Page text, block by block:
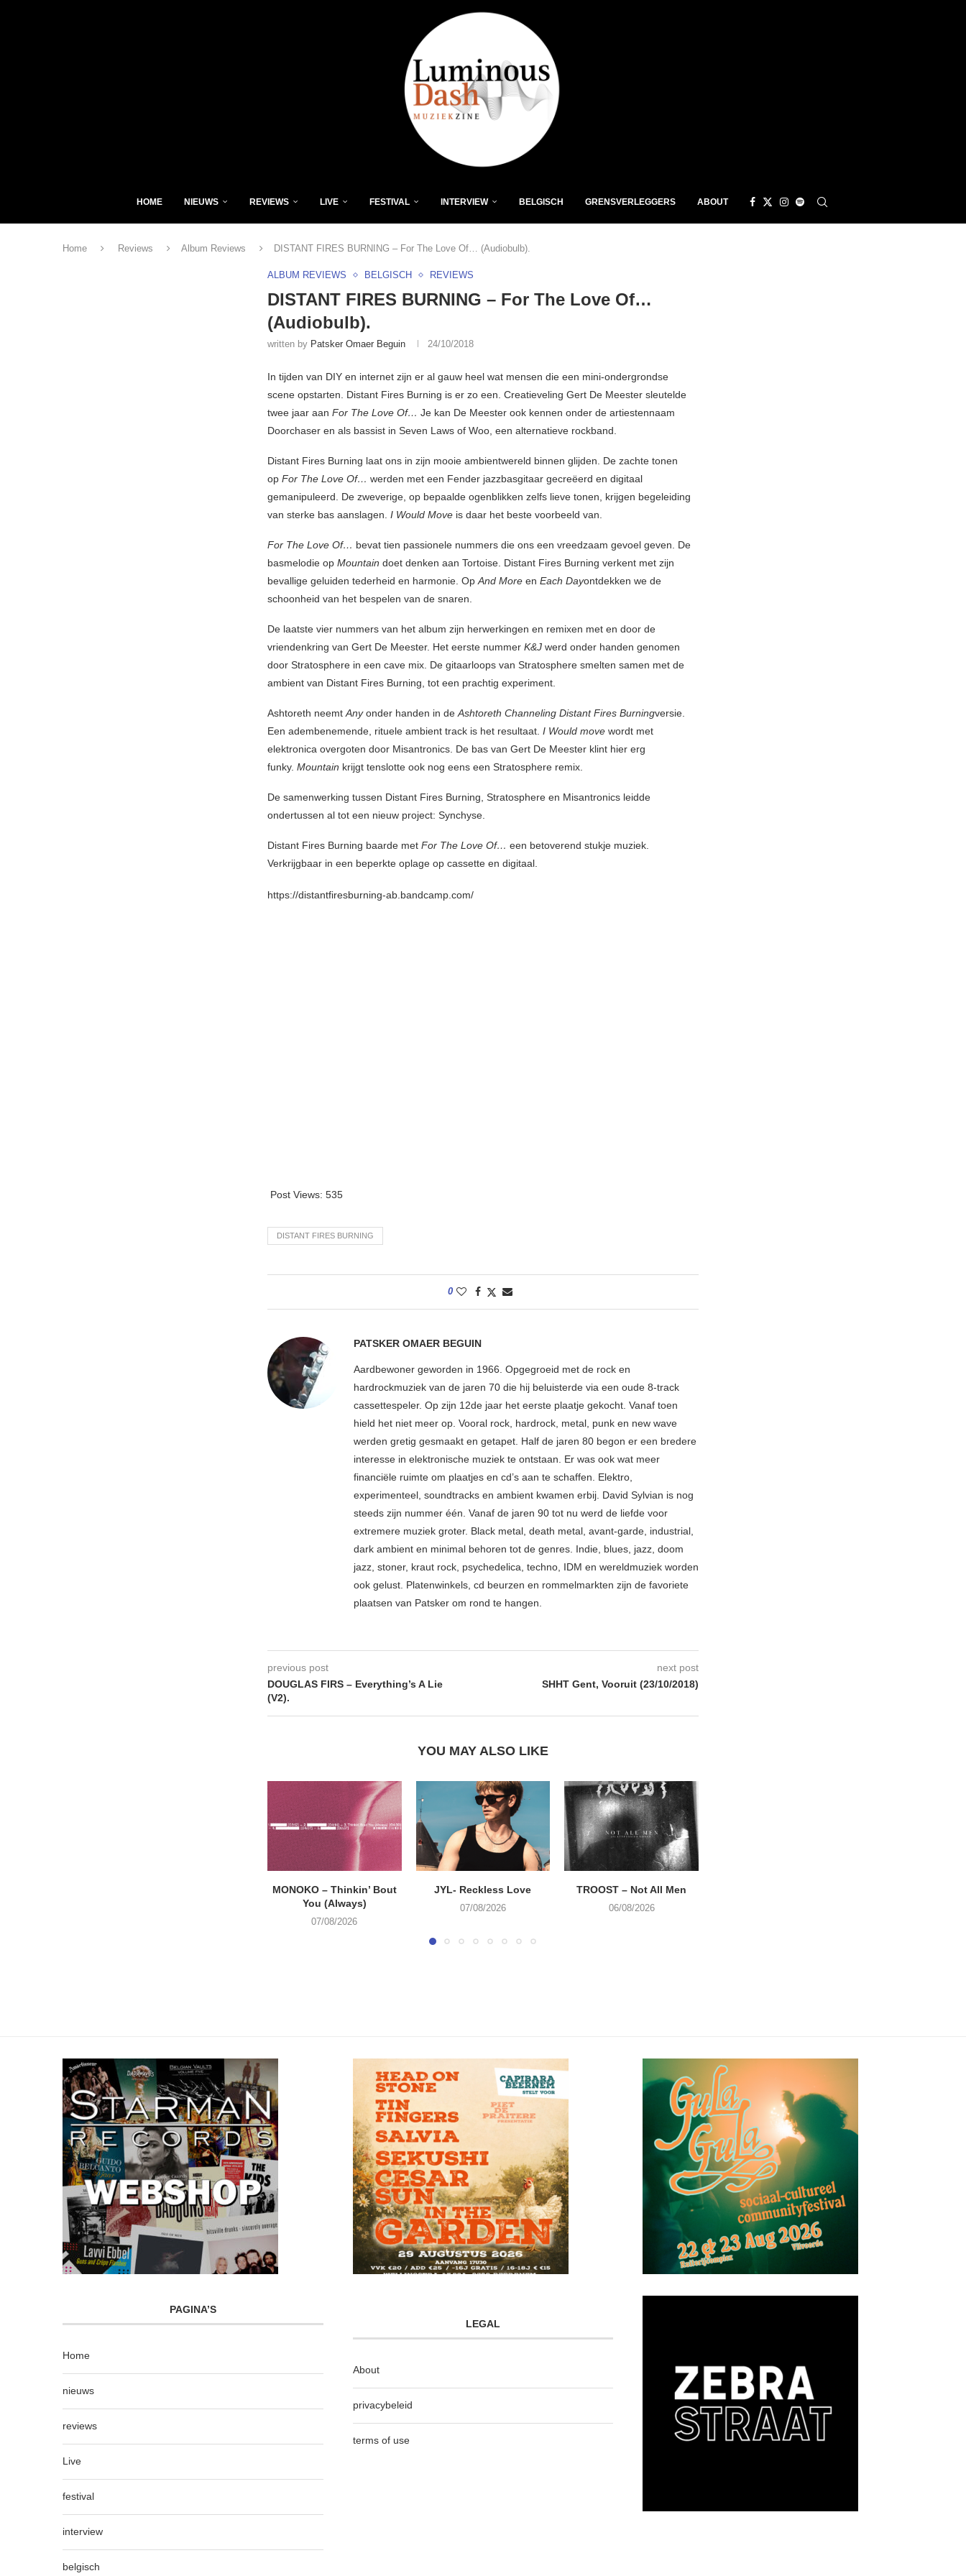
HOME NIEUWS REVIEWS LIVE FESTIVAL INTERVIEW BELGISCH GRENSVERLEGGERS ABOUT
Home Reviews Album Reviews DISTANT FIRES BURNING – For The Love Of… (Audiobulb).
ALBUM REVIEWS BELGISCH REVIEWS
DISTANT FIRES BURNING – For The Love Of…
(Audiobulb).
written by Patsker Omaer Beguin 24/10/2018
In tijden van DIY en internet zijn er al gauw heel wat mensen die een mini-ondergrondse
scene opstarten. Distant Fires Burning is er zo een. Creatieveling Gert De Meester sleutelde
twee jaar aan For The Love Of… Je kan De Meester ook kennen onder de artiestennaam
Doorchaser en als bassist in Seven Laws of Woo, een alternatieve rockband.
Distant Fires Burning laat ons in zijn mooie ambientwereld binnen glijden. De zachte tonen
op For The Love Of… werden met een Fender jazzbasgitaar gecreëerd en digitaal
gemanipuleerd. De zweverige, op bepaalde ogenblikken zelfs lieve tonen, krijgen begeleiding
van sterke bas aanslagen. I Would Move is daar het beste voorbeeld van.
For The Love Of… bevat tien passionele nummers die ons een vreedzaam gevoel geven. De
basmelodie op Mountain doet denken aan Tortoise. Distant Fires Burning verkent met zijn
bevallige geluiden tederheid en harmonie. OpAnd More en Each Dayontdekken we de
schoonheid van het bespelen van de snaren.
De laatste vier nummers van het album zijn herwerkingen en remixen met en door de
vriendenkring van Gert De Meester. Het eerste nummer K&J werd onder handen genomen
door Stratosphere in een cave mix. De gitaarloops van Stratosphere smelten samen met de
ambient van Distant Fires Burning, tot een prachtig experiment.
Ashtoreth neemtAnyonder handen in deAshtoreth Channeling Distant Fires Burningversie.
Een adembenemende, rituele ambient track is het resultaat. I Would move wordt met
elektronica overgoten door Misantronics. De bas van Gert De Meester klint hier erg
funky. Mountain krijgt tenslotte ook nog eens een Stratosphere remix.
De samenwerking tussen Distant Fires Burning, Stratosphere en Misantronics leidde
ondertussen al tot een nieuw project: Synchyse.
Distant Fires Burning baarde met For The Love Of… een betoverend stukje muziek.
Verkrijgbaar in een beperkte oplage op cassette en digitaal.
https://distantfiresburning-ab.bandcamp.com/
Post Views: 535
DISTANT FIRES BURNING
0
PATSKER OMAER BEGUIN
Aardbewoner geworden in 1966. Opgegroeid met de rock en
hardrockmuziek van de jaren 70 die hij beluisterde via een oude 8-track
cassettespeler. Op zijn 12de jaar het eerste plaatje gekocht. Vanaf toen
hield het niet meer op. Vooral rock, hardrock, metal, punk en new wave
werden gretig gesmaakt en getapet. Half de jaren 80 begon er een bredere
interesse in elektronische muziek te ontstaan. Er was ook wat meer
financiële ruimte om plaatjes en cd’s aan te schaffen. Elektro,
experimenteel, soundtracks en ambient kwamen erbij. David Sylvian is nog
steeds zijn nummer één. Vanaf de jaren 90 tot nu werd de liefde voor
extremere muziek groter. Black metal, death metal, avant-garde, industrial,
dark ambient en minimal behoren tot de genres. Indie, blues, jazz, doom
jazz, stoner, kraut rock, psychedelica, techno, IDM en wereldmuziek worden
ook gelust. Platenwinkels, cd beurzen en rommelmarkten zijn de favoriete
plaatsen van Patsker om rond te hangen.
previous post
DOUGLAS FIRS – Everything’s A Lie
(V2).
next post
SHHT Gent, Vooruit (23/10/2018)
YOU MAY ALSO LIKE
MONOKO – Thinkin’ Bout
You (Always)
07/08/2026
JYL- Reckless Love
07/08/2026
TROOST – Not All Men
06/08/2026
PAGINA’S
Home
nieuws
reviews
Live
festival
interview
belgisch
LEGAL
About
privacybeleid
terms of use